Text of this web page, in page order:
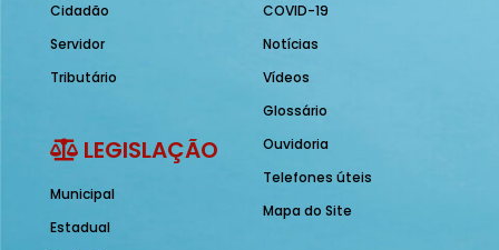
Cidadão
Servidor
Tributário
LEGISLAÇÃO
Municipal
Estadual
COVID-19
Notícias
Vídeos
Glossário
Ouvidoria
Telefones úteis
Mapa do Site